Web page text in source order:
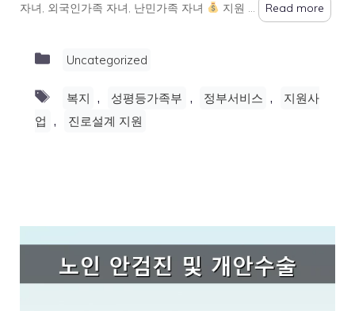
자녀, 외국인가족 자녀, 난민가족 자녀
지원 … Read more
Categories
Uncategorized
Tags
복지 , 성평등가족부 , 정부서비스 ,
지원사
업 , 진로설계 지원